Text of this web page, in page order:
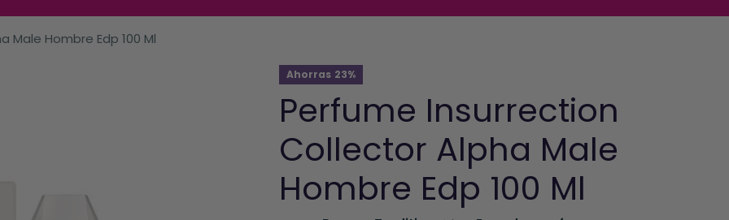
Hombre Edp 100 Ml
Ahorras 23%
Perfume Insurrection
Collector Alpha Male
Hombre Edp 100 Ml